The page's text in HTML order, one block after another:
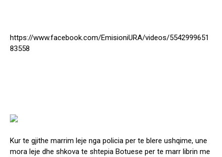
https://www.facebook.com/EmisioniURA/videos/5542999651
83558
Kur te gjithe marrim leje nga policia per te blere ushqime, une
mora leje dhe shkova te shtepia Botuese per te marr librin me